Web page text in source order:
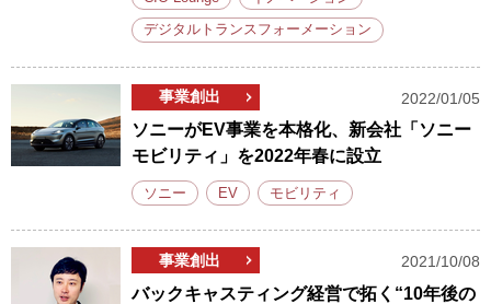
デジタルトランスフォーメーション
事業創出 2022/01/05
ソニーがEV事業を本格化、新会社「ソニー
モビリティ」を2022年春に設立
ソニー EV モビリティ
事業創出 2021/10/08
バックキャスティング経営で拓く“10年後の